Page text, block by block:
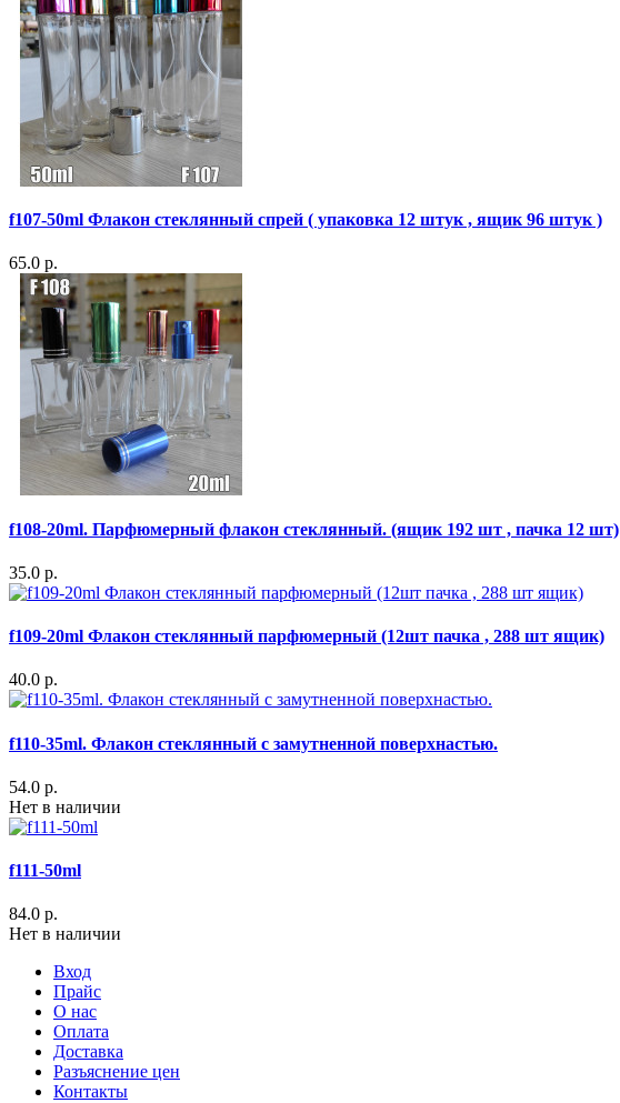
f107-50ml Флакон стеклянный спрей ( упаковка 12 штук , ящик 96 штук )
65.0 р.
f108-20ml. Парфюмерный флакон стеклянный. (ящик 192 шт , пачка 12 шт)
35.0 р.
f109-20ml Флакон стеклянный парфюмерный (12шт пачка , 288 шт ящик)
40.0 р.
f110-35ml. Флакон стеклянный с замутненной поверхнастью.
54.0 р.
Нет в наличии
f111-50ml
84.0 р.
Нет в наличии
Вход
Прайс
О нас
Оплата
Доставка
Разъяснение цен
Контакты